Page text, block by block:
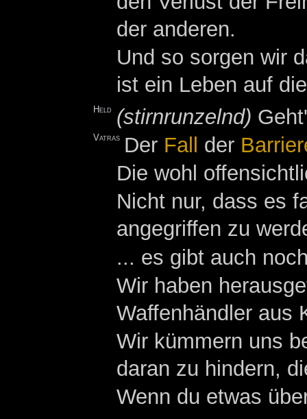
der anderen.
Und so sorgen wir
ist ein Leben auf
Held (stirnrunzelnd)
Vatras Der Fall der
Die wohl
Nicht nur, dass es
angegriffen zu
... es gibt auch
Wir haben
Waffenhändler aus
Wir kümmern uns
daran zu hindern,
Wenn du etwas